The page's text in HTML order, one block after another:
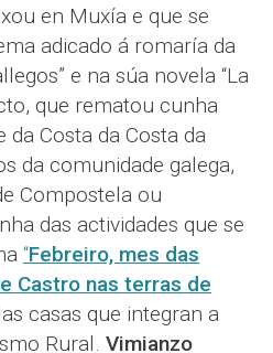
en Muxía e que se
adicado á romaría da
e na súa novela “La
que rematou cunha
da Costa da Costa da
da comunidade galega,
Compostela ou
das actividades que se
“Febreiro, mes das
Castro nas terras de
casas que integran a
Rural. Vimianzo